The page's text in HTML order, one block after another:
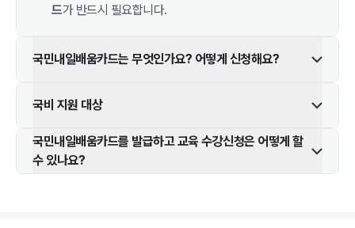
드가 반드시 필요합니다.
국민내일배움카드는 무엇인가요? 어떻게 신청해요?
국비 지원 대상
국민내일배움카드를 발급하고 교육 수강신청은 어떻게 할
수 있나요?